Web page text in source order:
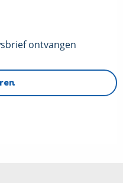
ontvangen